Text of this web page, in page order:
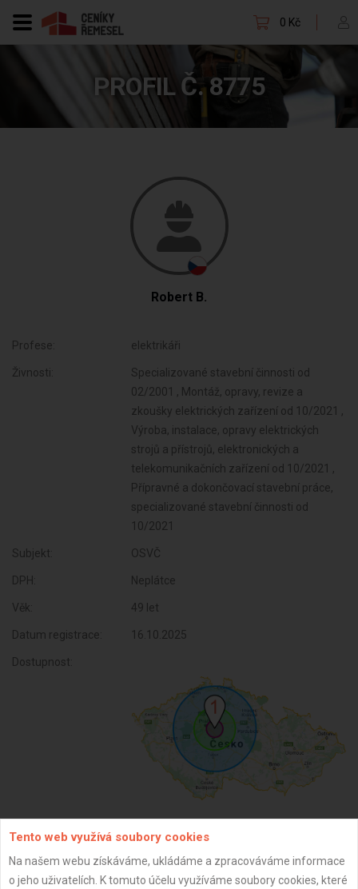
0 Kč
PROFIL Č. 8775
Robert B.
Profese: elektrikáři
Živnosti:
Specializované stavební činnosti od
02/2001 , Montáž, opravy, revize a
zkoušky elektrických zařízení od 10/2021 ,
Výroba, instalace, opravy elektrických
strojů a přístrojů, elektronických a
telekomunikačních zařízení od 10/2021 ,
Přípravné a dokončovací stavební práce,
specializované stavební činnosti od
10/2021
Subjekt: OSVČ
DPH: Neplátce
Věk: 49 let
Datum registrace: 16.10.2025
Dostupnost:
Tento web využívá soubory cookies
Na našem webu získáváme, ukládáme a zpracováváme informace
o jeho uživatelích. K tomuto účelu využíváme soubory cookies, které